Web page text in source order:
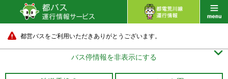
都営バスをご利用いただきありがとうございます。
バス停情報を非表示にする 